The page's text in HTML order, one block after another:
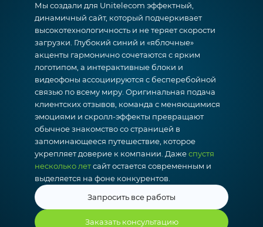
Мы создали для Unitelecom эффектный,
динамичный сайт, который подчеркивает
высокотехнологичность и не теряет скорости
загрузки. Глубокий синий и «яблочные»
акценты гармонично сочетаются с ярким
логотипом, а интерактивные блоки и
видеофоны ассоциируются с бесперебойной
связью по всему миру. Оригинальная подача
клиентских отзывов, команда с меняющимися
эмоциями и скролл-эффекты превращают
обычное знакомство со страницей в
запоминающееся путешествие, которое
укрепляет доверие к компании. Дажеспустя
несколько летсайт остается современным и
выделяется на фоне конкурентов.
Запросить все работы
Заказать консультацию